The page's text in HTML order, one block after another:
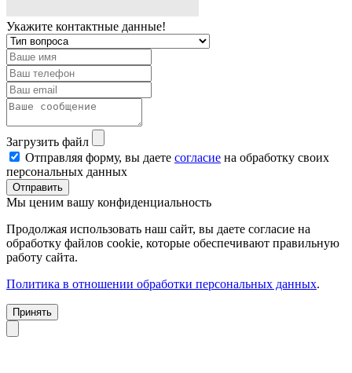
Укажите контактные данные!
Загрузить файл
Отправляя форму, вы даете согласие на обработку своих
персональных данных
Отправить
Мы ценим вашу конфиденциальность
Продолжая использовать наш сайт, вы даете согласие на
обработку файлов cookie, которые обеспечивают правильную
работу сайта.
Политика в отношении обработки персональных данных.
Принять